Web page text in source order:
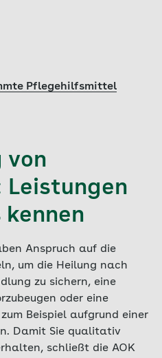
Pflegehilfsmittel
von
kennen
Anspruch auf die
um die Heilung nach
zu sichern, eine
oder eine
Beispiel aufgrund einer
Damit Sie qualitativ
schließt die AOK